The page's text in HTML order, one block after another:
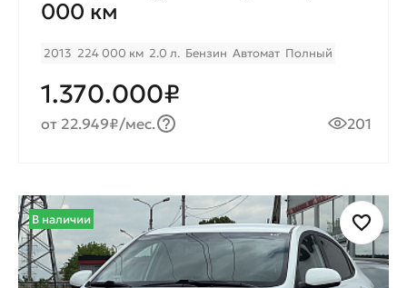
000 км
2013 224 000 км 2.0 л. Бензин Автомат Полный
1.370.000₽
от 22.949₽/мес. 201
В наличии